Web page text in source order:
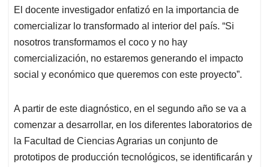
El docente investigador enfatizó en la importancia de
comercializar lo transformado al interior del país. “Si
nosotros transformamos el coco y no hay
comercialización, no estaremos generando el impacto
social y económico que queremos con este proyecto”.
A partir de este diagnóstico, en el segundo año se va a
comenzar a desarrollar, en los diferentes laboratorios de
la Facultad de Ciencias Agrarias un conjunto de
prototipos de producción tecnológicos, se identificarán y